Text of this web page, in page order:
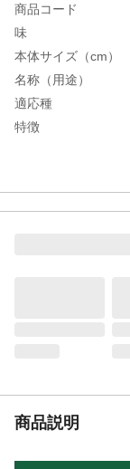
商品コード
味
本体サイズ（cm）
名称（用途）
適応種
特徴
商品説明